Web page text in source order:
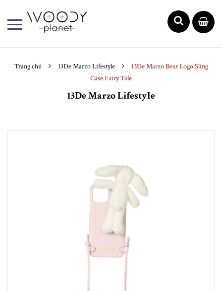
Trang chủ 13De Marzo Lifestyle
13De Marzo Bear Logo Sling
Case Fairy Tale
13De Marzo Lifestyle